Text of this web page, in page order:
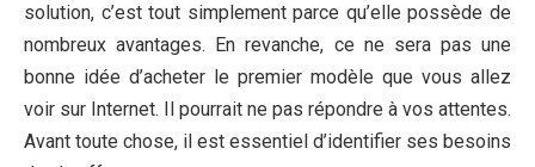
solution, c’est tout simplement parce qu’elle possède de
nombreux avantages. En revanche, ce ne sera pas une
bonne idée d’acheter le premier modèle que vous allez
voir sur Internet. Il pourrait ne pas répondre à vos attentes.
Avant toute chose, il est essentiel d’identifier ses besoins